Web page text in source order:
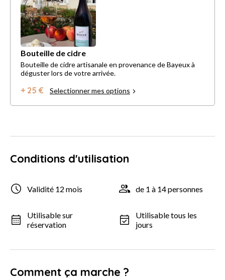
Bouteille de cidre
Bouteille de cidre artisanale en provenance de Bayeux à
déguster lors de votre arrivée.
+ 25 € Selectionner mes options
Conditions d'utilisation
Validité 12 mois de 1 à 14 personnes
Utilisable sur
réservation
Utilisable tous les
jours
Comment ça marche ?